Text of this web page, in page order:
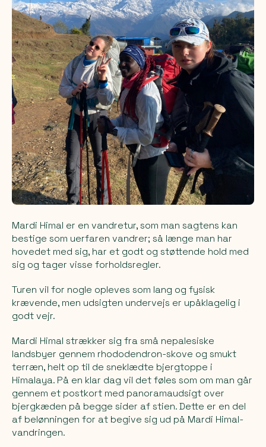
Mardi Himal er en vandretur, som man sagtens kan
bestige som uerfaren vandrer; så længe man har
hovedet med sig, har et godt og støttende hold med
sig og tager visse forholdsregler.
Turen vil for nogle opleves som lang og fysisk
krævende, men udsigten undervejs er upåklagelig i
godt vejr.
Mardi Himal strækker sig fra små nepalesiske
landsbyer gennem rhododendron-skove og smukt
terræn, helt op til de sneklædte bjergtoppe i
Himalaya. På en klar dag vil det føles som om man går
gennem et postkort med panoramaudsigt over
bjergkæden på begge sider af stien. Dette er en del
af belønningen for at begive sig ud på Mardi Himal-
vandringen.